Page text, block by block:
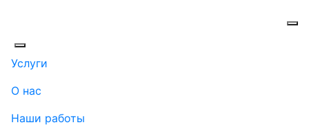
Услуги
О нас
Наши работы